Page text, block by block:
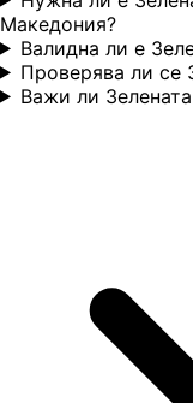
Македония?
Валидна ли е
Проверява ли се
Важи ли